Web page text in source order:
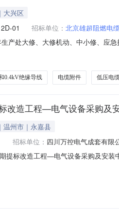
大兴区
01 招标单位： 北京雄超阻燃电
产处大修、大修机动、中小修、应
、生产维护材料框架招标采购项目
0.4kV绝缘导线 电缆附件 低压电
改造工程—电气设备采购及
温州市｜永嘉县
招标单位： 四川万控电气成套有限
提标改造工程—电气设备采购及安
根据《深圳经济特区政府采购条例》
格